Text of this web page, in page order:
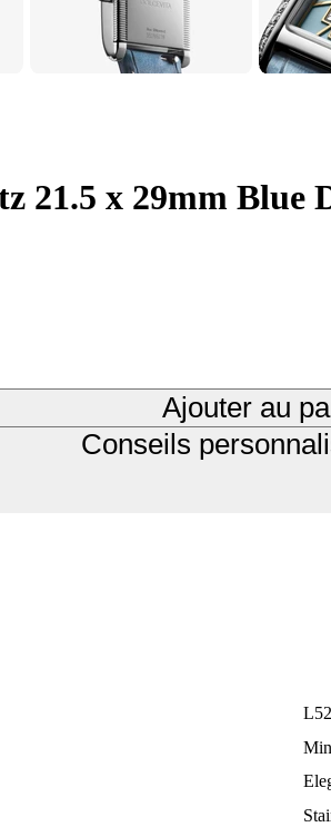
21.5 x 29mm Blue
Ajouter au
Conseils